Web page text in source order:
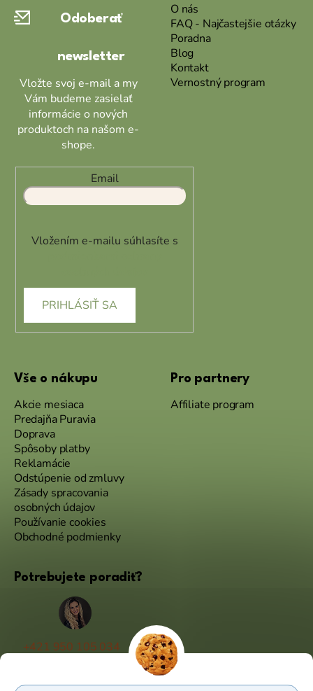
Odoberať
newsletter
Vložte svoj e-mail a my
Vám budeme zasielať
informácie o nových
produktoch na našom e-
shope.
Email
Vložením e-mailu súhlasíte s
PRIHLÁSIŤ SA
O nás
FAQ - Najčastejšie otázky
Poradna
Blog
Kontakt
Vernostný program
Vše o nákupu
Akcie mesiaca
Predajňa Puravia
Doprava
Spôsoby platby
Reklamácie
Odstúpenie od zmluvy
Zásady spracovania
osobných údajov
Používanie cookies
Obchodné podmienky
Pro partnery
Affiliate program
Potrebujete poradiť?
+421 950 105 034